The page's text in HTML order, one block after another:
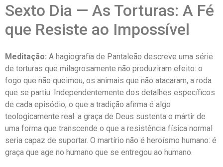
Sexto Dia — As Torturas: A Fé
que Resiste ao Impossível
Meditação: A hagiografia de Pantaleão descreve uma série
de torturas que milagrosamente não produziram efeito: o
fogo que não queimou, os animais que não atacaram, a roda
que se partiu. Independentemente dos detalhes específicos
de cada episódio, o que a tradição afirma é algo
teologicamente real: a graça de Deus sustenta o mártir de
uma forma que transcende o que a resistência física normal
seria capaz de suportar. O martírio não é heroísmo humano: é
graça que age no humano que se entregou ao humano.